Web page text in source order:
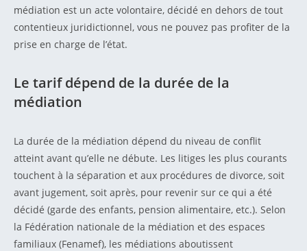
médiation est un acte volontaire, décidé en dehors de tout
contentieux juridictionnel, vous ne pouvez pas profiter de la
prise en charge de l’état.
Le tarif dépend de la durée de la
médiation
La durée de la médiation dépend du niveau de conflit
atteint avant qu’elle ne débute. Les litiges les plus courants
touchent à la séparation et aux procédures de divorce, soit
avant jugement, soit après, pour revenir sur ce qui a été
décidé (garde des enfants, pension alimentaire, etc.). Selon
la Fédération nationale de la médiation et des espaces
familiaux (Fenamef), les médiations aboutissent